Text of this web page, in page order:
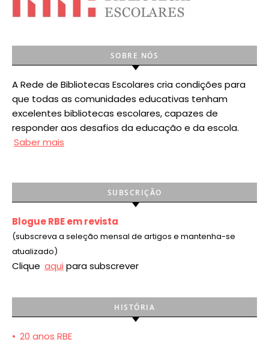
SOBRE NÓS
A Rede de Bibliotecas Escolares cria condições para
que todas as comunidades educativas tenham
excelentes bibliotecas escolares, capazes de
responder aos desafios da educação e da escola.
Saber mais
SUBSCRIÇÃO
Blogue RBE em revista
(subscreva a seleção mensal de artigos e mantenha-se
atualizado)
Clique aqui para subscrever
HISTÓRIA
• 20 anos RBE